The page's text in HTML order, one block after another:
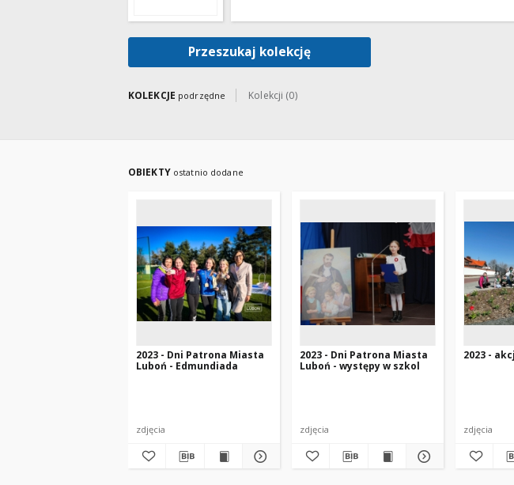
Przeszukaj kolekcję
KOLEKCJE podrzędne Kolekcji (0)
OBIEKTY ostatnio dodane
2023 - Dni Patrona Miasta
Luboń - Edmundiada
zdjęcia
2023 - Dni Patrona Miasta
Luboń - występy w szkol
zdjęcia
2023 -
zdjęcia